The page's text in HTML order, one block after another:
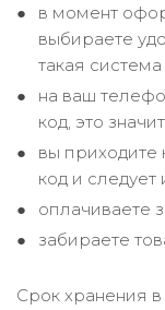
в момент
выбираете
такая
на ваш
код, это
вы приходите
код и следует
оплачиваете
забираете
Срок хранения